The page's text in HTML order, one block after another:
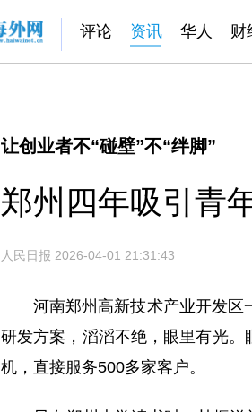
评论 资讯 华人 财
让创业者不“碰壁”不“绊脚”
郑州四年吸引青
人民日报 2026-04-01 21:31:43
河南郑州高新技术产业开发区
研发方案，滔滔不绝，眼里有光
机，直接服务500多家客户。